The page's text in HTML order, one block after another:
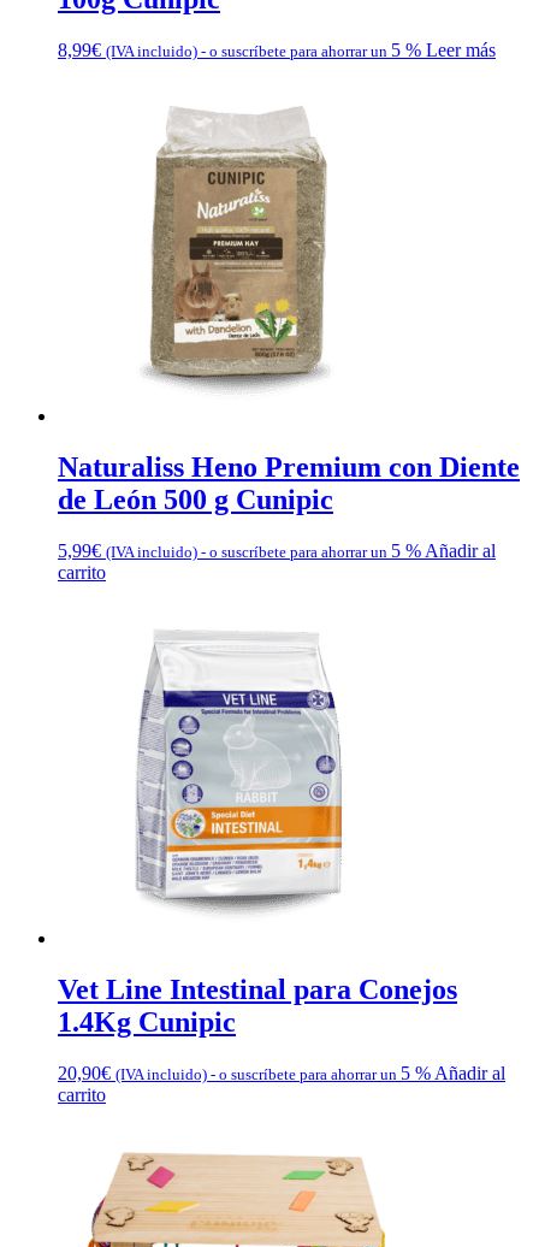
8,99€ (IVA incluido) - o suscríbete para ahorrar un 5 % Leer más
Naturaliss Heno Premium con Diente
de León 500 g Cunipic
5,99€ (IVA incluido) - o suscríbete para ahorrar un 5 % Añadir al
carrito
Vet Line Intestinal para Conejos
1.4Kg Cunipic
20,90€ (IVA incluido) - o suscríbete para ahorrar un 5 % Añadir al
carrito